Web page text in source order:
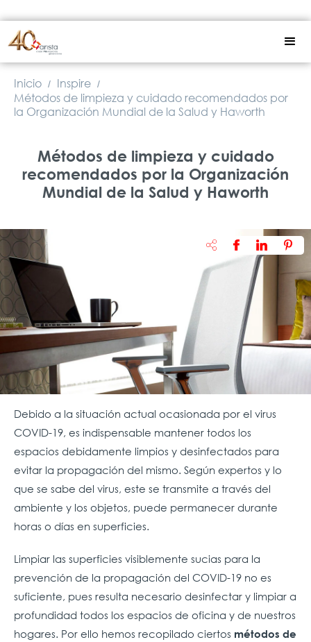
Inicio / Inspire /
Métodos de limpieza y cuidado recomendados por
la Organización Mundial de la Salud y Haworth
Métodos de limpieza y cuidado
recomendados por la Organización
Mundial de la Salud y Haworth
Debido a la situación actual ocasionada por el virus
COVID-19, es indispensable mantener todos los
espacios debidamente limpios y desinfectados para
evitar la propagación del mismo. Según expertos y lo
que se sabe del virus, este se transmite a través del
ambiente y los objetos, puede permanecer durante
horas o días en superficies.
Limpiar las superficies visiblemente sucias para la
prevención de la propagación del COVID-19 no es
suficiente, pues resulta necesario desinfectar y limpiar a
profundidad todos los espacios de oficina y de nuestros
hogares. Por ello hemos recopilado ciertos métodos de